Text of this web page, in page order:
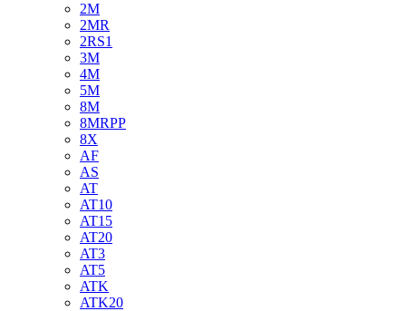
2M
2MR
2RS1
3M
4M
5M
8M
8MRPP
8X
AF
AS
AT
AT10
AT15
AT20
AT3
AT5
ATK
ATK20